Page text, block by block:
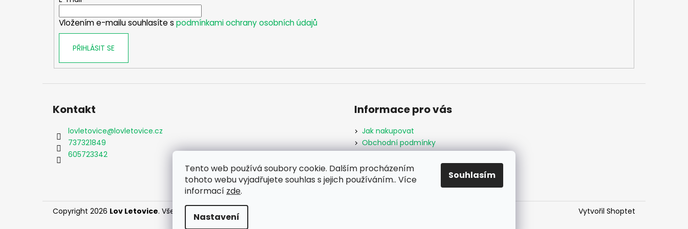
Tento web používá soubory cookie. Dalším procházením
tohoto webu vyjadřujete souhlas s jejich používáním.. Více
informací zde.
Nastavení
Souhlasím
Vložením e-mailu souhlasíte s podmínkami ochrany osobních údajů
PŘIHLÁSIT SE
Kontakt
lovletovice@lovletovice.cz
737321849
605723342
Informace pro vás
Jak nakupovat
Obchodní podmínky
Formulář odstoupení od smlouvy
Moje objednávka
Vytvořil Shoptet
Copyright 2026 Lov Letovice. Všechna práva vyhrazena.